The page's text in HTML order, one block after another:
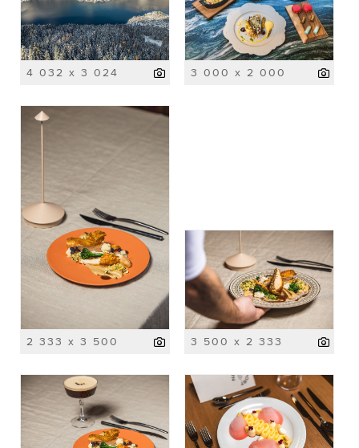
4 032 x 3 024 3 000 x 2 000
2 333 x 3 500 3 500 x 2 333